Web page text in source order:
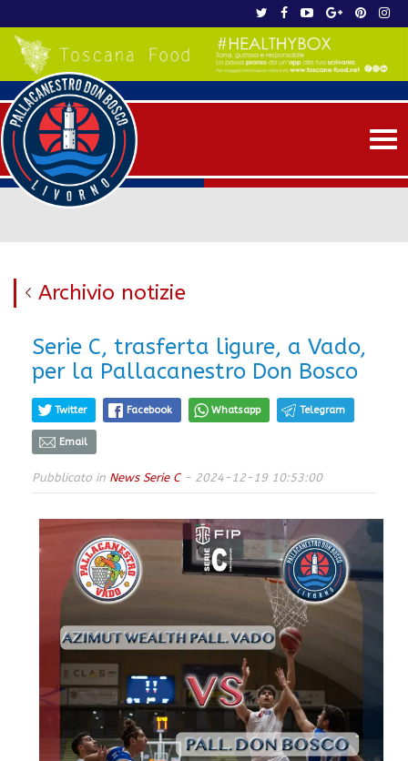
Archivio notizie
Serie C, trasferta ligure, a Vado,
per la Pallacanestro Don Bosco
Twitter Facebook Whatsapp Telegram
Email
Pubblicato in News Serie C- 2024-12-19 10:53:00